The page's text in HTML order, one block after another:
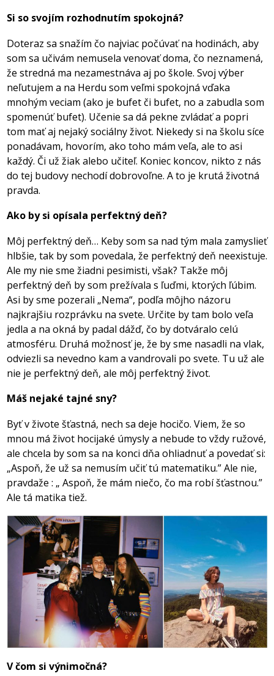
Si so svojím rozhodnutím spokojná?
Doteraz sa snažím čo najviac počúvať na hodinách, aby
som sa učivám nemusela venovať doma, čo neznamená,
že stredná ma nezamestnáva aj po škole. Svoj výber
neľutujem a na Herdu som veľmi spokojná vďaka
mnohým veciam (ako je bufet či bufet, no a zabudla som
spomenúť bufet). Učenie sa dá pekne zvládať a popri
tom mať aj nejaký sociálny život. Niekedy si na školu síce
ponadávam, hovorím, ako toho mám veľa, ale to asi
každý. Či už žiak alebo učiteľ. Koniec koncov, nikto z nás
do tej budovy nechodí dobrovoľne. A to je krutá životná
pravda.
Ako by si opísala perfektný deň?
Môj perfektný deň… Keby som sa nad tým mala zamyslieť
hlbšie, tak by som povedala, že perfektný deň neexistuje.
Ale my nie sme žiadni pesimisti, však? Takže môj
perfektný deň by som prežívala s ľuďmi, ktorých ľúbim.
Asi by sme pozerali „Nema“, podľa môjho názoru
najkrajšiu rozprávku na svete. Určite by tam bolo veľa
jedla a na okná by padal dážď, čo by dotváralo celú
atmosféru. Druhá možnosť je, že by sme nasadli na vlak,
odviezli sa nevedno kam a vandrovali po svete. Tu už ale
nie je perfektný deň, ale môj perfektný život.
Máš nejaké tajné sny?
Byť v živote šťastná, nech sa deje hocičo. Viem, že so
mnou má život hocijaké úmysly a nebude to vždy ružové,
ale chcela by som sa na konci dňa ohliadnuť a povedať si:
„Aspoň, že už sa nemusím učiť tú matematiku.” Ale nie,
pravdaže : „ Aspoň, že mám niečo, čo ma robí šťastnou.”
Ale tá matika tiež.
V čom si výnimočná?